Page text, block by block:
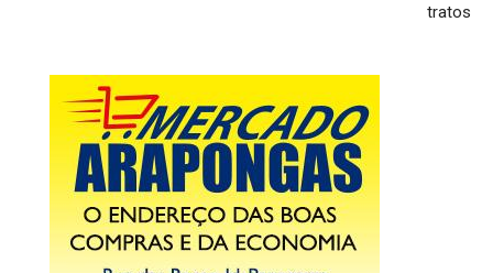
tratos